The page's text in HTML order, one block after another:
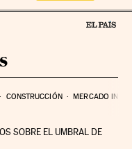
CONSTRUCCIÓN MERCADO
SOBRE EL UMBRAL DE